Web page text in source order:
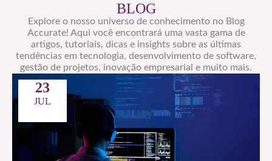
BLOG
Explore o nosso universo de conhecimento no Blog
Accurate! Aqui você encontrará uma vasta gama de
artigos, tutoriais, dicas e insights sobre as últimas
tendências em tecnologia, desenvolvimento de software,
gestão de projetos, inovação empresarial e muito mais.
23
JUL